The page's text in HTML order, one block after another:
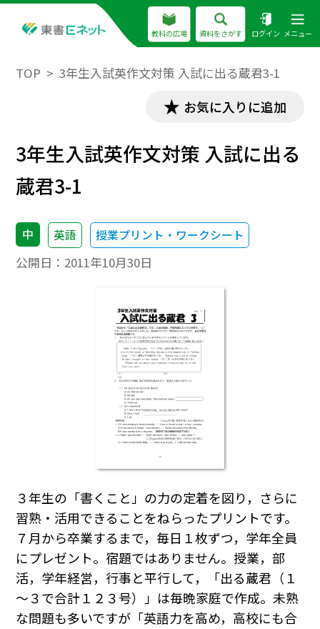
教科の広場 資料をさがす ログイン メニュー
TOP 3年生入試英作文対策 入試に出る蔵君3-1
お気に入りに追加
3年生入試英作文対策 入試に出る
蔵君3-1
中 英語 授業プリント・ワークシート
公開日： 2011年10月30日
３年生の「書くこと」の力の定着を図り，さらに
習熟・活用できることをねらったプリントです。
７月から卒業するまで，毎日１枚ずつ，学年全員
にプレゼント。宿題ではありません。授業，部
活，学年経営，行事と平行して，「出る蔵君（１
～３で合計１２３号）」は毎晩家庭で作成。未熟
な問題も多いですが「英語力を高め，高校にも合